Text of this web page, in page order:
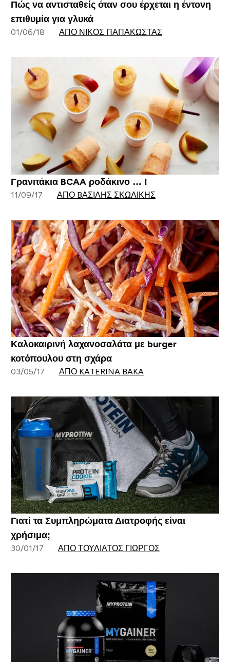
Πώς να αντισταθείς όταν σου έρχεται η έντονη
επιθυμία για γλυκά
01/06/18 ΑΠΌ ΝΊΚΟΣ ΠΑΠΑΚΏΣΤΑΣ
Γρανιτάκια BCAA ροδάκινο … !
11/09/17 ΑΠΌ BΑΣΊΛΗΣ ΣΚΩΛΊΚΗΣ
Καλοκαιρινή λαχανοσαλάτα με burger
κοτόπουλου στη σχάρα
03/05/17 ΑΠΌ KATERINA BAKA
Γιατί τα Συμπληρώματα Διατροφής είναι
χρήσιμα;
30/01/17 ΑΠΌ ΤΟΥΛΙΆΤΟΣ ΓΙΏΡΓΟΣ